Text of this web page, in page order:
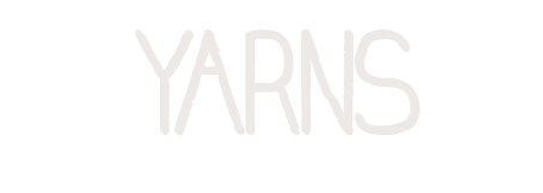
YARNS